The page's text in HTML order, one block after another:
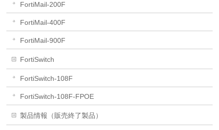
FortiMail-200F
FortiMail-400F
FortiMail-900F
FortiSwitch
FortiSwitch-108F
FortiSwitch-108F-FPOE
製品情報（販売終了製品）